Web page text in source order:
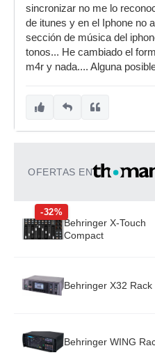
sincronizar no me lo
de itunes y en el Iphone no
sección de música del
tonos... He cambiado el
m4r y nada.... Alguna
OFERTAS EN
-32%
Behringer X-Touch
Compact
Behringer X32 Rack
Behringer WING